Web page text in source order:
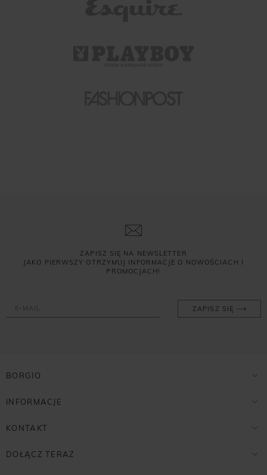
ZAPISZ SIĘ NA NEWSLETTER
JAKO PIERWSZY OTRZYMUJ INFORMACJE O NOWOŚCIACH I
PROMOCJACH!
ZAPISZ SIĘ
BORGIO
INFORMACJE
KONTAKT
DOŁĄCZ TERAZ